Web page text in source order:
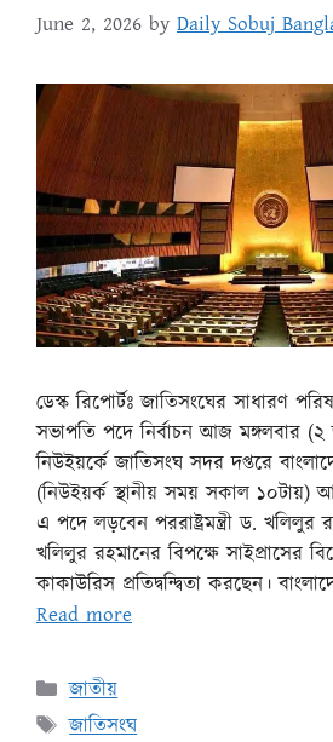
June 2, 2026 by Daily Sobuj
ডেস্ক রিপোর্টঃ জাতিসংঘের সাধারণ
সভাপতি পদে নির্বাচন আজ মঙ্গলবার
নিউইয়র্কে জাতিসংঘ সদর দপ্তরে
(নিউইয়র্ক স্থানীয় সময় সকাল ১০টায়)
এ পদে লড়বেন পররাষ্ট্রমন্ত্রী ড.
খলিলুর রহমানের বিপক্ষে সাইপ্রাসের
কাকাউরিস প্রতিদ্বন্দ্বিতা করছেন।
Read more
জাতীয়
জাতিসংঘ